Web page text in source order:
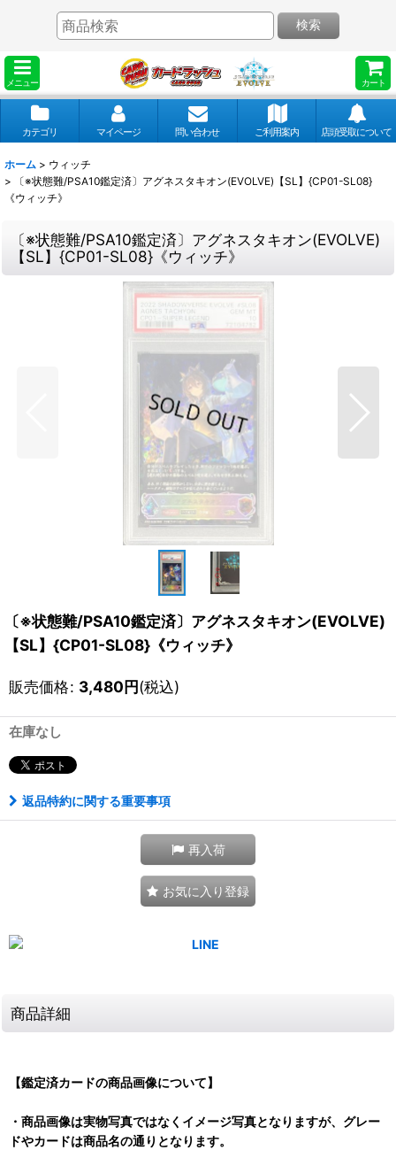
メニュー カート
検索
カテゴリ マイページ 問い合わせ ご利用案内 店頭受取について
ホーム > ウィッチ
>
〔※状態難/PSA10鑑定済〕アグネスタキオン(EVOLVE)【SL】{CP01-SL08}
《ウィッチ》
〔※状態難/PSA10鑑定済〕アグネスタキオン(EVOLVE)
【SL】{CP01-SL08}《ウィッチ》
〔※状態難/PSA10鑑定済〕アグネスタキオン(EVOLVE)
【SL】{CP01-SL08}《ウィッチ》
販売価格: 3,480円(税込)
在庫なし
返品特約に関する重要事項
再入荷
お気に入り登録
商品詳細
【鑑定済カードの商品画像について】
・商品画像は実物写真ではなくイメージ写真となりますが、グレー
ドやカードは商品名の通りとなります。